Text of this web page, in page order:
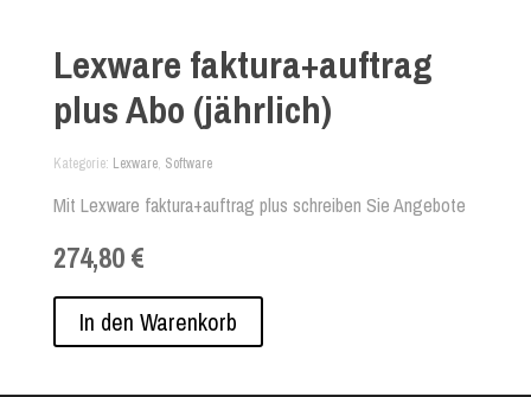
Lexware faktura+auftrag
plus Abo (jährlich)
Kategorie Lexware, Software
Mit Lexware faktura+auftrag plus schreiben Sie Angebote
fortlaufende Rechnungsnummer, Steuernummer etc.) in
kürzester Zeit. Durch die Faktura Software sparen Sie sich
so viel Aufwand für die Erstellung von Gutschriften und
Lieferscheinen. Ihre Stammdaten werden im
274,80 €
In den Warenkorb